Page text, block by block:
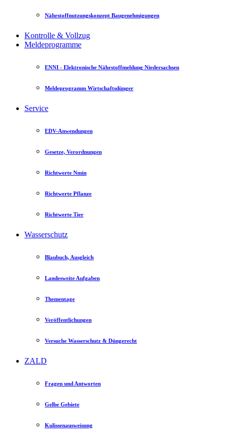
Nährstoffnutzungskonzept Baugenehmigungen
Kontrolle & Vollzug
Meldeprogramme
ENNI - Elektronische Nährstoffmeldung Niedersachsen
Meldeprogramm Wirtschaftsdünger
Service
EDV-Anwendungen
Gesetze, Verordnungen
Richtwerte Nmin
Richtwerte Pflanze
Richtwerte Tier
Wasserschutz
Blaubuch, Ausgleich
Landesweite Aufgaben
Thementage
Veröffentlichungen
Versuche Wasserschutz & Düngerecht
ZALD
Fragen und Antworten
Gelbe Gebiete
Kulissenausweisung